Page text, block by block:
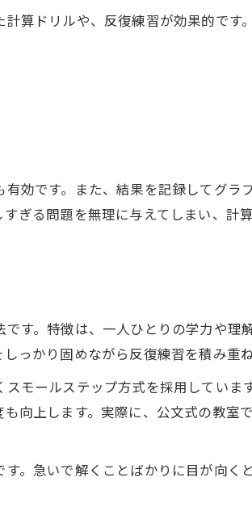
ップに役立つ公文式の魅力とは
算ドリルや、反復練習が効果的です
効です。また、結果を記録してグラ
ぎる問題を無理に与えてしまい、計
す。特徴は、一人ひとりの学力や理
っかり固めながら反復練習を積み重
モールステップ方式を採用していま
向上します。実際に、公文式の教室
。急いで解くことばかりに目が向く